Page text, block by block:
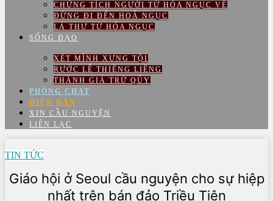
CHỨNG TÍCH NGƯỜI TỪ HỎA NGỤC VỀ
ĐỪNG ĐI ĐẾN HOẢ NGỤC
LÁ THƯ TỪ HỎA NGỤC
SỐNG ĐẠO
XÉT MÌNH XƯNG TỘI
RƯỚC LỄ THIÊNG LIÊNG
THÁNH GIÁ TRỪ QỦY
PHÒNG CHAT
DIỄN ĐÀN
XIN CẦU NGUYỆN
LIÊN LẠC
TIN TỨC
Giáo hội ở Seoul cầu nguyện cho sự hiệp
nhất trên bán đảo Triều Tiên